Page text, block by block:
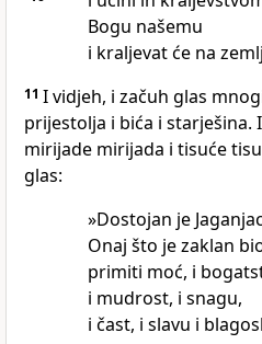
Bogu našemu
i kraljevat će na
11 I vidjeh, i začuh glas
prijestolja i bića i starješina.
mirijade mirijada i tisuće
glas:
»Dostojan je
Onaj što je zaklan
primiti moć, i
i mudrost, i snagu,
i čast, i slavu i